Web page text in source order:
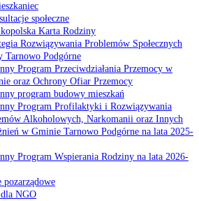
społeczne
Karta Rodziny
Rozwiązywania Problemów Społecznych
Tarnowo Podgórne
Program Przeciwdziałania Przemocy w
oraz Ochrony Ofiar Przemocy
program budowy mieszkań
Program Profilaktyki i Rozwiązywania
Alkoholowych, Narkomanii oraz Innych
w Gminie Tarnowo Podgórne na lata 2025-
Program Wspierania Rodziny na lata 2026-
pozarządowe
NGO